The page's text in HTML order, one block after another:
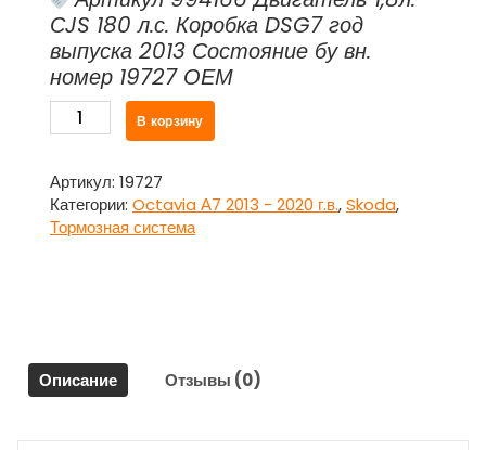
СJS 180 л.с. Коробка DSG7 год
выпуска 2013 Состояние бу вн.
номер 19727 ОЕМ
Количество
товара
главный
тормозной
с
Skoda
Octavia
В корзину
Артикул: 19727
Категории: Octavia А7 2013 - 2020 г.в.,Skoda,
Тормозная система
Описание Отзывы (0)